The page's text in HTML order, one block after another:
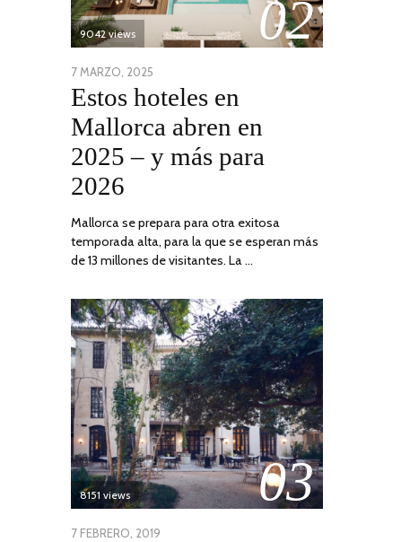
02
9042 views
POSTED
ON
7 MARZO, 2025
ABRIL,
Estos hoteles en
Mallorca abren en
2025 – y más para
2026
Mallorca se prepara para otra exitosa
temporada alta, para la que se esperan más
de 13 millones de visitantes. La …
03
8151 views
POSTED
7 FEBRERO, 2019